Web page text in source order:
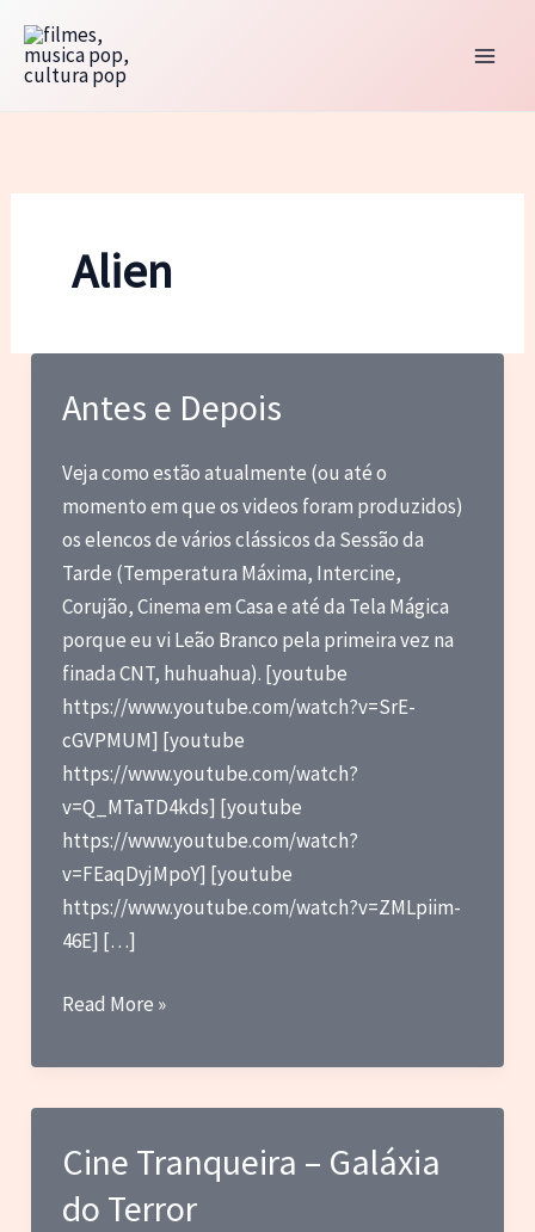
para
Alien
Antes e Depois
Veja como estão atualmente (ou até o
momento em que os videos foram produzidos)
os elencos de vários clássicos da Sessão da
Tarde (Temperatura Máxima, Intercine,
Corujão, Cinema em Casa e até da Tela Mágica
porque eu vi Leão Branco pela primeira vez na
finada CNT, huhuahua). [youtube
https://www.youtube.com/watch?v=SrE-
cGVPMUM] [youtube
https://www.youtube.com/watch?
v=Q_MTaTD4kds] [youtube
https://www.youtube.com/watch?
v=FEaqDyjMpoY] [youtube
https://www.youtube.com/watch?v=ZMLpiim-
46E] […]
Antes
Depois
Read More »
Cine Tranqueira – Galáxia
do Terror